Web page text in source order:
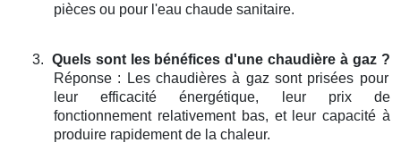
pièces ou pour l'eau chaude sanitaire.
3. Quels sont les bénéfices d'une chaudière à gaz ?
Réponse : Les chaudières à gaz sont prisées pour
leur efficacité énergétique, leur prix de
fonctionnement relativement bas, et leur capacité à
produire rapidement de la chaleur.